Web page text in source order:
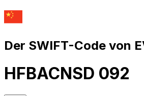
Der SWIFT-Code von
HFBACNSD 092